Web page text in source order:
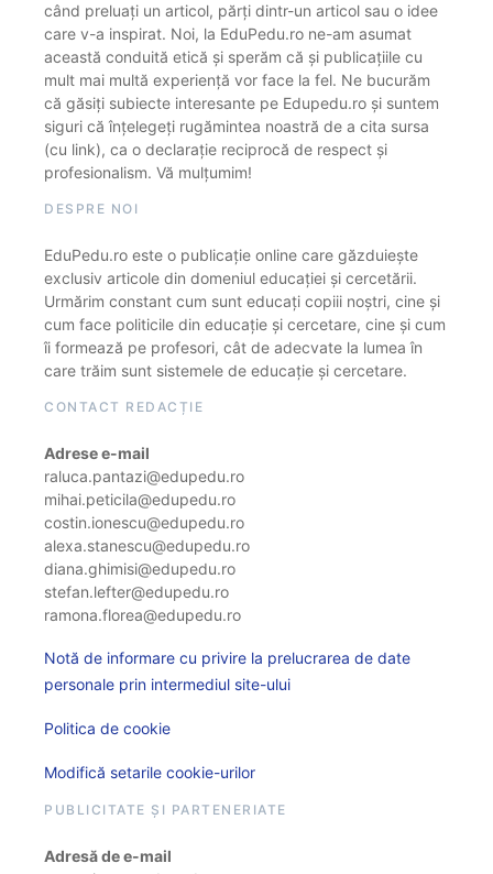
când preluați un articol, părți dintr-un articol sau o idee
care v-a inspirat. Noi, la EduPedu.ro ne-am asumat
această conduită etică și sperăm că și publicațiile cu
mult mai multă experiență vor face la fel. Ne bucurăm
că găsiți subiecte interesante pe Edupedu.ro și suntem
siguri că înțelegeți rugămintea noastră de a cita sursa
(cu link), ca o declarație reciprocă de respect și
profesionalism. Vă mulțumim!
DESPRE NOI
EduPedu.ro este o publicație online care găzduiește
exclusiv articole din domeniul educației și cercetării.
Urmărim constant cum sunt educați copiii noștri, cine și
cum face politicile din educație și cercetare, cine și cum
îi formează pe profesori, cât de adecvate la lumea în
care trăim sunt sistemele de educație și cercetare.
CONTACT REDACȚIE
Adrese e-mail
raluca.pantazi@edupedu.ro
mihai.peticila@edupedu.ro
costin.ionescu@edupedu.ro
alexa.stanescu@edupedu.ro
diana.ghimisi@edupedu.ro
stefan.lefter@edupedu.ro
ramona.florea@edupedu.ro
Notă de informare cu privire la prelucrarea de date
personale prin intermediul site-ului
Politica de cookie
Modifică setarile cookie-urilor
PUBLICITATE ȘI PARTENERIATE
Adresă de e-mail